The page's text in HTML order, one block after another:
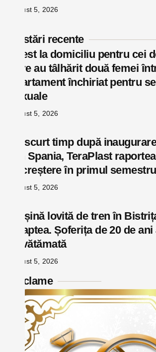
august 5, 2026
Postări recente
Arest la domiciliu pentru cei
care au tâlhărit două femei
apartament închiriat pentru
sexuale
august 5, 2026
La scurt timp după
din Spania, TeraPlast
în creștere în primul
august 5, 2026
Mașină lovită de tren în
noaptea. Șoferița de 20 de
nevătămată
august 5, 2026
Reclame